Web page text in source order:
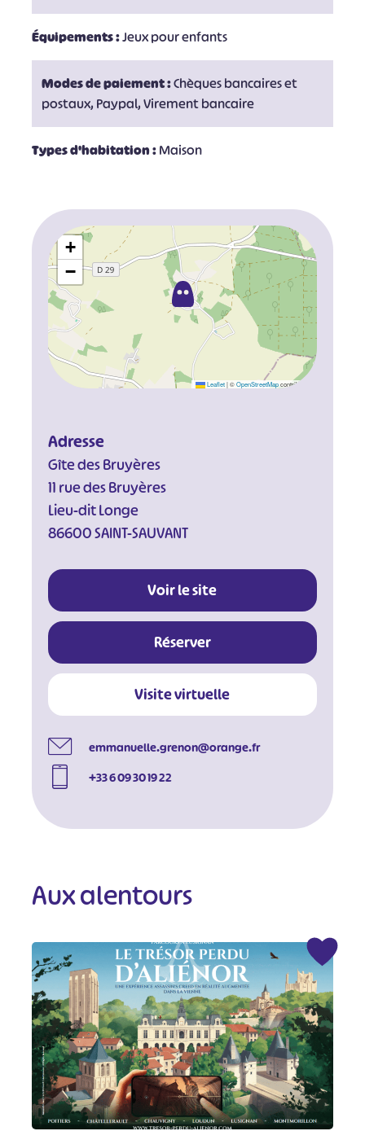
Équipements :Jeux pour enfants
Modes de paiement :Chèques bancaires et
postaux, Paypal, Virement bancaire
Types d'habitation :Maison
+
−
Leaflet |©OpenStreetMapcontributors
Adresse
Gîte des Bruyères
11 rue des Bruyères
Lieu-dit Longe
86600 SAINT-SAUVANT
Voir le site
Réserver
Visite virtuelle
emmanuelle.grenon@orange.fr
+33 6 09 30 19 22
Aux alentours